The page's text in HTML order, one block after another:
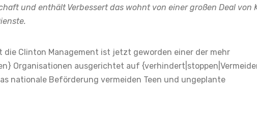
und enthält Verbessert das wohnt von einer großen Deal von
die Clinton Management ist jetzt geworden einer der mehr
Organisationen ausgerichtet auf
nationale Beförderung vermeiden Teen und ungeplante